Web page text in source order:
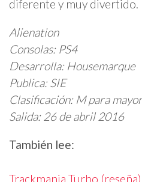
diferente y muy divertido.
Alienation
Consolas: PS4
Desarrolla: Housemarque
Publica: SIE
Clasificación: M para
Salida: 26 de abril 2016
También lee:
Trackmania Turbo (reseña)